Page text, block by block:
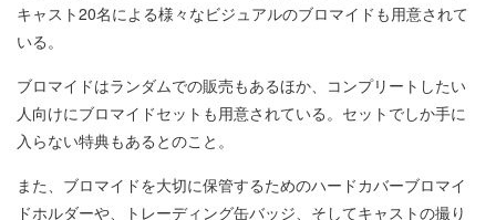
キャスト20名による様々なビジュアルのブロマイドも用意されて
いる。
ブロマイドはランダムでの販売もあるほか、コンプリートしたい
人向けにブロマイドセットも用意されている。セットでしか手に
入らない特典もあるとのこと。
また、ブロマイドを大切に保管するためのハードカバーブロマイ
ドホルダーや、トレーディング缶バッジ、そしてキャストの撮り